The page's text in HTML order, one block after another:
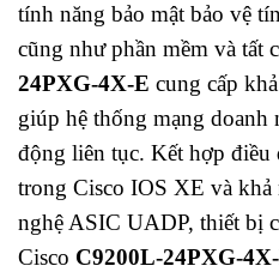
tính năng bảo mật bảo vệ
cũng như phần mềm và tất
24PXG-4X-E cung cấp
giúp hệ thống mạng doanh
động liên tục. Kết hợp điều
trong Cisco IOS XE và khả
nghệ ASIC UADP, thiết bị
Cisco C9200L-24PXG-